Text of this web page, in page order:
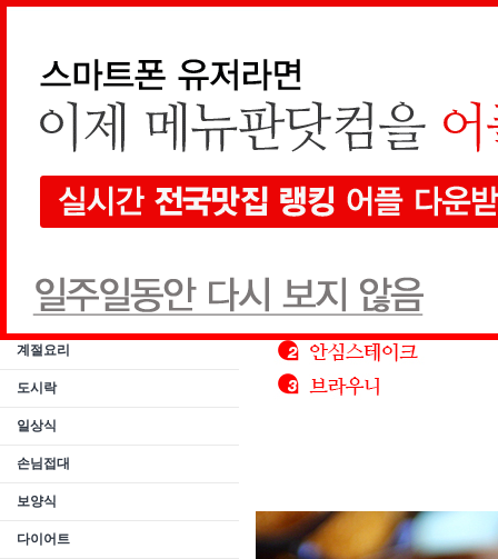
스페셜요리
나라별요리
계절요리
도시락
일상식
손님접대
보양식
다이어트